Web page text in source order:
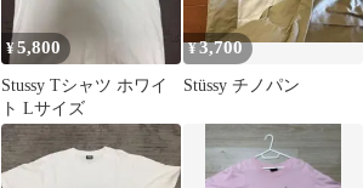
¥5,800
Stussy Tシャツ ホワイ
ト Lサイズ
¥3,700
Stüssy チノパン